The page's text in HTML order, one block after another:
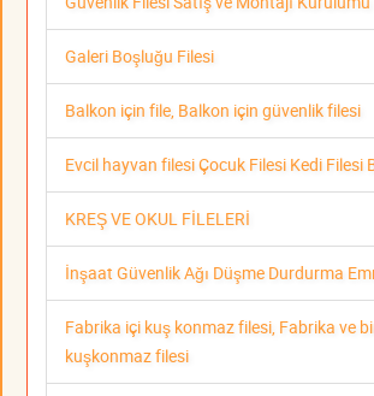
Galeri Boşluğu Filesi
Balkon için file, Balkon için güvenlik filesi
Evcil hayvan filesi Çocuk Filesi Kedi Filesi
KREŞ VE OKUL FİLELERİ
İnşaat Güvenlik Ağı Düşme Durdurma
Fabrika içi kuş konmaz filesi, Fabrika ve
kuşkonmaz filesi